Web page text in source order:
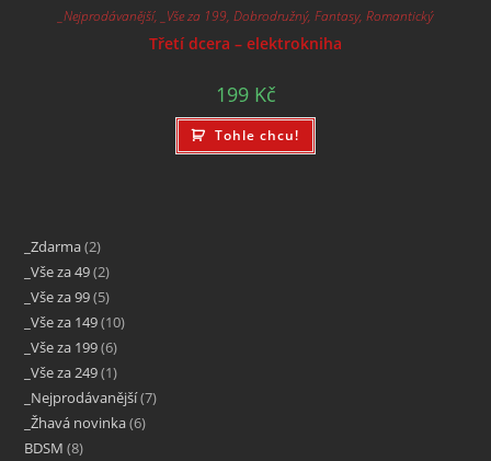
_Nejprodávanější, _Vše za 199, Dobrodružný, Fantasy, Romantický
Třetí dcera – elektrokniha
199 Kč
Tohle chcu!
_Zdarma 2
_Vše za 49 2
_Vše za 99 5
_Vše za 149 10
_Vše za 199 6
_Vše za 249 1
_Nejprodávanější 7
_Žhavá novinka 6
BDSM 8